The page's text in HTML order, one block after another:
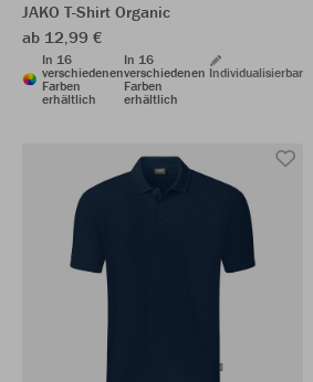
JAKO T-Shirt Organic
ab 12,99 €
In 16
verschiedenen
Farben
erhältlich
In 16
verschiedenen
Farben
erhältlich
Individualisierbar